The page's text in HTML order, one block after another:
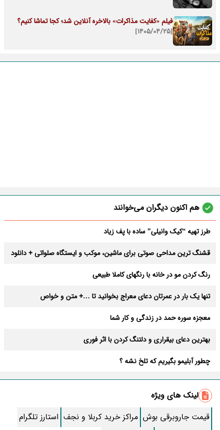
فیلم «کفایت مذاکرات» بالاخره آنلاین شد؛ کجا تماشا کنیم؟
[۱۴۰۵/۰۴/۲۵]
هم اکنون دیگران می‌خوانند
طرز تهیه “کیک وانیلی” ساده با پف زیاد
قشنگ ترین مداحی صوتی برای ماشین، موکب و ایستگاه صلواتی + دانلود
رنگ کردن مو در خانه با رنگهای کاملا طبیعی
تنها یک بار در عمرتان دعای معراج بخوانید تا …+ متن و خواص
معجزه سوره حمد در زندگی و کار شما
بهترین دعای بیقراری و دلتنگ کردن با اثر فوری
چطور آبلیمو بگیریم که تلخ نشه ؟
گیاه کندش چیه که این روزها همه مصرف میکنن؟
متن تبریک تولد رسمی لاکچری و باکلاس کوتاه
دعای حرز امام جواد(ع) برای دفع بلا
لینک های ویژه
قیمت جاروبرقی بوش مراکز خرید کربلا و نجف استارز تلگرام